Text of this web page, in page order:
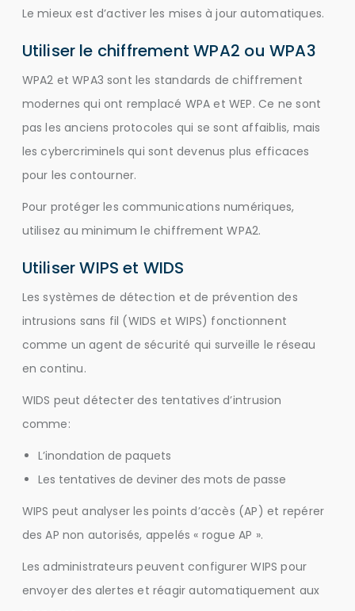
Le mieux est d’activer les mises à jour automatiques.
Utiliser le chiffrement WPA2 ou WPA3
WPA2 et WPA3 sont les standards de chiffrement
modernes qui ont remplacé WPA et WEP. Ce ne sont
pas les anciens protocoles qui se sont affaiblis, mais
les cybercriminels qui sont devenus plus efficaces
pour les contourner.
Pour protéger les communications numériques,
utilisez au minimum le chiffrement WPA2.
Utiliser WIPS et WIDS
Les systèmes de détection et de prévention des
intrusions sans fil (WIDS et WIPS) fonctionnent
comme un agent de sécurité qui surveille le réseau
en continu.
WIDS peut détecter des tentatives d’intrusion
comme:
L’inondation de paquets
Les tentatives de deviner des mots de passe
WIPS peut analyser les points d’accès (AP) et repérer
des AP non autorisés, appelés « rogue AP ».
Les administrateurs peuvent configurer WIPS pour
envoyer des alertes et réagir automatiquement aux